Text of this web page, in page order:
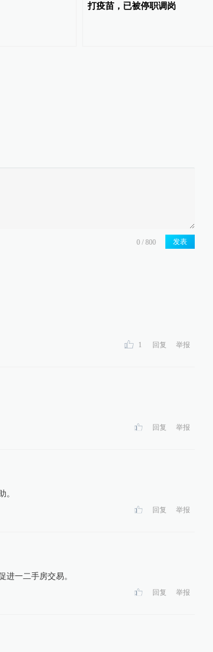
打疫苗，已被停职调岗
发表
1 回复 举报
回复 举报
。
回复 举报
进一二手房交易。
回复 举报